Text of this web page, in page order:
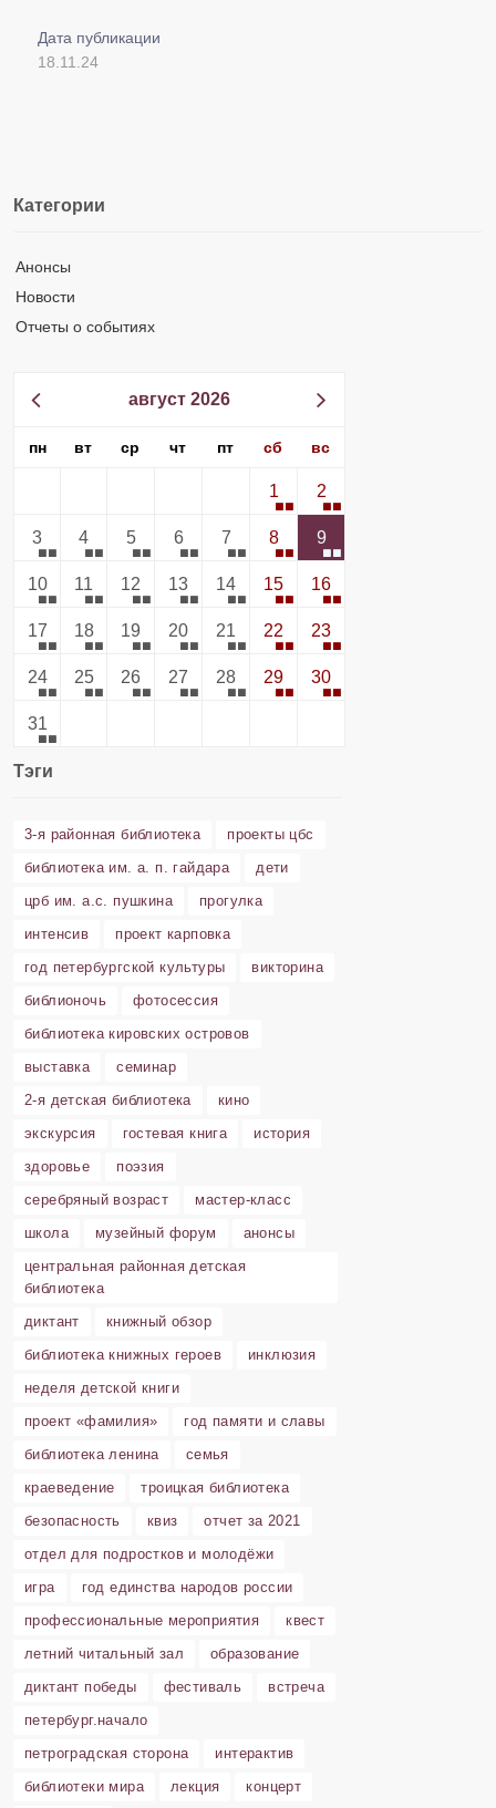
Дата публикации
18.11.24
Категории
Анонсы
Новости
Отчеты о событиях
август 2026
пн вт ср чт пт сб вс
1 2
3 4 5 6 7 8 9
10 11 12 13 14 15 16
17 18 19 20 21 22 23
24 25 26 27 28 29 30
31
Тэги
3-я районная библиотека
проекты цбс
библиотека им. а. п. гайдара
дети
црб им. а.с. пушкина
прогулка
интенсив
проект карповка
год петербургской культуры
викторина
библионочь
фотосессия
библиотека кировских островов
выставка
семинар
2-я детская библиотека
кино
экскурсия
гостевая книга
история
здоровье
поэзия
серебряный возраст
мастер-класс
школа
музейный форум
анонсы
центральная районная детская
библиотека
диктант
книжный обзор
библиотека книжных героев
инклюзия
неделя детской книги
проект «фамилия»
год памяти и славы
библиотека ленина
семья
краеведение
троицкая библиотека
безопасность
квиз
отчет за 2021
отдел для подростков и молодёжи
игра
год единства народов россии
профессиональные мероприятия
квест
летний читальный зал
образование
диктант победы
фестиваль
встреча
петербург.начало
петроградская сторона
интерактив
библиотеки мира
лекция
концерт